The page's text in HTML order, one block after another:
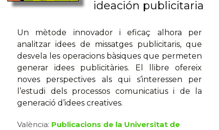
ideación publicitaria
Un mètode innovador i eficaç alhora per
analitzar idees de missatges publicitaris, que
desvela les operacions bàsiques que permeten
generar idees publicitàries. El llibre ofereix
noves perspectives als qui s’interessen per
l’estudi dels processos comunicatius i de la
generació d’idees creatives.
València: Publicacions de la Universitat de